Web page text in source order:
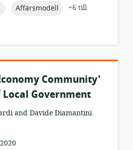
topic:
Affärsmodell
+6 till
Community'
Government
and Davide Diamantini